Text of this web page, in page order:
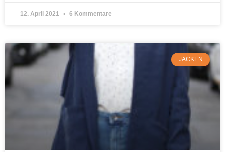
12. April 2021 6 Kommentare
JACKEN